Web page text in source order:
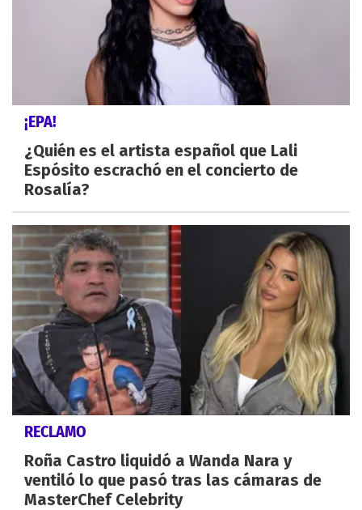
¡EPA!
¿Quién es el artista español que Lali
Espósito escrachó en el concierto de
Rosalía?
RECLAMO
Roña Castro liquidó a Wanda Nara y
ventiló lo que pasó tras las cámaras de
MasterChef Celebrity